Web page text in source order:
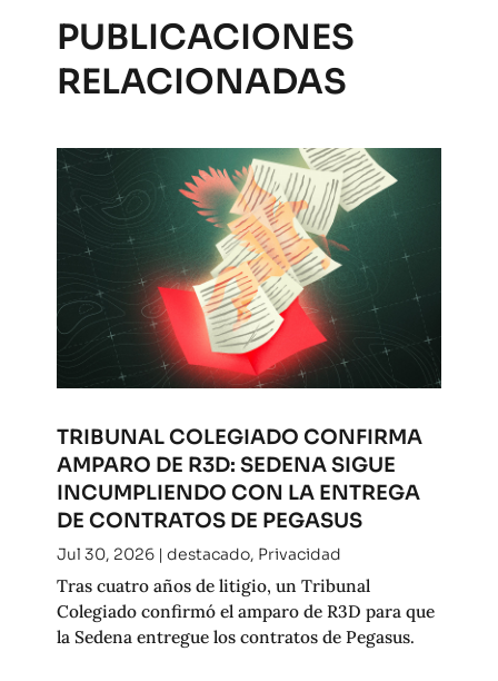
PUBLICACIONES
RELACIONADAS
TRIBUNAL COLEGIADO CONFIRMA
AMPARO DE R3D: SEDENA SIGUE
INCUMPLIENDO CON LA ENTREGA
DE CONTRATOS DE PEGASUS
Jul 30, 2026| destacado, Privacidad
Tras cuatro años de litigio, un Tribunal
Colegiado confirmó el amparo de R3D para que
la Sedena entregue los contratos de Pegasus.